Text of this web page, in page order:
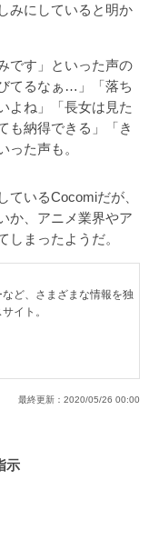
みにしていると明か
です」といった声の
てるなぁ…」「落ち
よね」「長女は見た
も納得できる」「き
った声も。
いるCocomiだが、
か、アニメ業界やア
まったようだ。
ど、さまざまな情報を独
イト。
最終更新： 2020/05/26 00:00
示